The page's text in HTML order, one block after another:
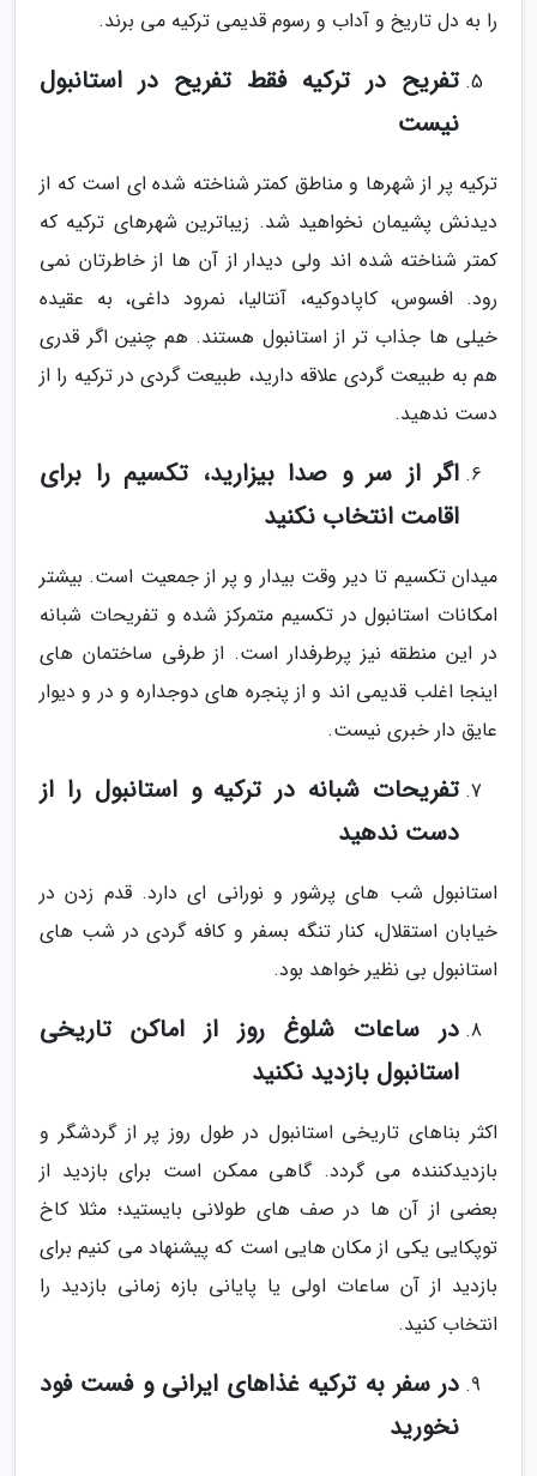
را به دل تاریخ و آداب و رسوم قدیمی ترکیه می برند.
تفریح در ترکیه فقط تفریح در استانبول
نیست
ترکیه پر از شهرها و مناطق کمتر شناخته شده ای است که از
دیدنش پشیمان نخواهید شد. زیباترین شهرهای ترکیه که
کمتر شناخته شده اند ولی دیدار از آن ها از خاطرتان نمی
رود. افسوس، کاپادوکیه، آنتالیا، نمرود داغی، به عقیده
خیلی ها جذاب تر از استانبول هستند. هم چنین اگر قدری
هم به طبیعت گردی علاقه دارید، طبیعت گردی در ترکیه را از
دست ندهید.
اگر از سر و صدا بیزارید، تکسیم را برای
اقامت انتخاب نکنید
میدان تکسیم تا دیر وقت بیدار و پر از جمعیت است. بیشتر
امکانات استانبول در تکسیم متمرکز شده و تفریحات شبانه
در این منطقه نیز پرطرفدار است. از طرفی ساختمان های
اینجا اغلب قدیمی اند و از پنجره های دوجداره و در و دیوار
عایق دار خبری نیست.
تفریحات شبانه در ترکیه و استانبول را از
دست ندهید
استانبول شب های پرشور و نورانی ای دارد. قدم زدن در
خیابان استقلال، کنار تنگه بسفر و کافه گردی در شب های
استانبول بی نظیر خواهد بود.
در ساعات شلوغ روز از اماکن تاریخی
استانبول بازدید نکنید
اکثر بناهای تاریخی استانبول در طول روز پر از گردشگر و
بازدیدکننده می گردد. گاهی ممکن است برای بازدید از
بعضی از آن ها در صف های طولانی بایستید؛ مثلا کاخ
توپکایی یکی از مکان هایی است که پیشنهاد می کنیم برای
بازدید از آن ساعات اولی یا پایانی بازه زمانی بازدید را
انتخاب کنید.
در سفر به ترکیه غذاهای ایرانی و فست فود
نخورید